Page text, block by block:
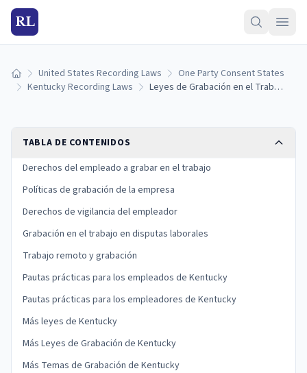
RL
Inicio United States Recording Laws
One Party Consent States
Kentucky Recording Laws
Leyes de Grabación en el Trabajo de Kentucky: Derechos del Empleado y del Empleador
TABLA DE CONTENIDOS
Derechos del empleado a grabar en el trabajo
Políticas de grabación de la empresa
Derechos de vigilancia del empleador
Grabación en el trabajo en disputas laborales
Trabajo remoto y grabación
Pautas prácticas para los empleados de Kentucky
Pautas prácticas para los empleadores de Kentucky
Más leyes de Kentucky
Más Leyes de Grabación de Kentucky
Más Temas de Grabación de Kentucky